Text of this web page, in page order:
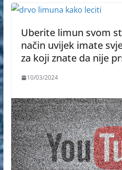
Uberite limun svom
način uvijek imate
za koji znate da nije
10/03/2024